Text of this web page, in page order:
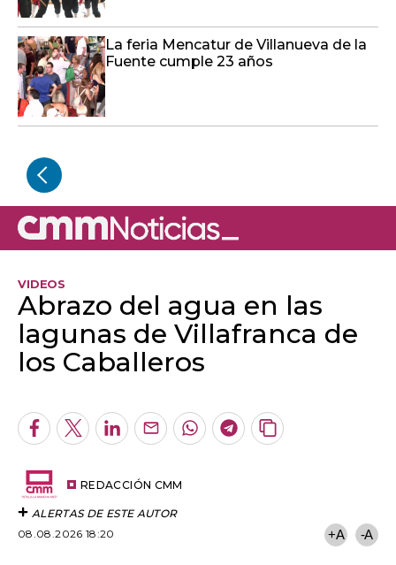
La feria Mencatur de Villanueva de la
Fuente cumple 23 años
VIDEOS
Abrazo del agua en las
lagunas de Villafranca de
los Caballeros
Algo salió mal.
Facebook
TwitterLinkedInEnviarWhatsapp
Telegram
Copiar
REDACCIÓN CMM
ALERTAS DE ESTE AUTOR
08.08.2026 18:20
+A -A